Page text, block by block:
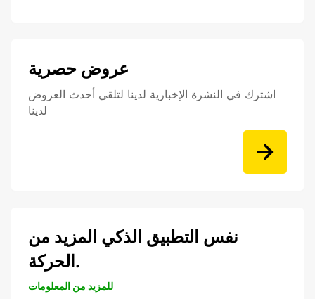
عروض حصرية
اشترك في النشرة الإخبارية لدينا لتلقي أحدث العروض
لدينا
نفس التطبيق الذكي المزيد من
الحركة.
للمزيد من المعلومات